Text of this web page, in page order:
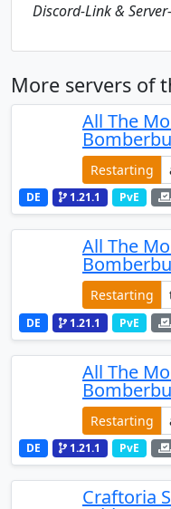
Discord-Link &
More servers of
All The
Restarting
DE 1.21.1 PvE
All The
Restarting
DE 1.21.1 PvE
All The
Restarting
DE 1.21.1 PvE
Craftoria